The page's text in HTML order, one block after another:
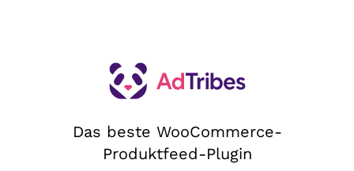
Das beste WooCommerce-
Produktfeed-Plugin